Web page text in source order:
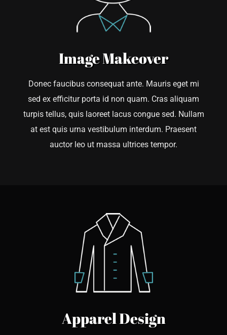
Image Makeover
Donec faucibus consequat ante. Mauris eget mi
sed ex efficitur porta id non quam. Cras aliquam
turpis tellus, quis laoreet lacus congue sed. Nullam
at est quis urna vestibulum interdum. Praesent
auctor leo ut massa ultrices tempor.
Apparel Design